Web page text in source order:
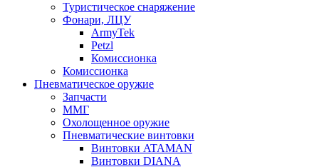
Туристическое снаряжение
Фонари, ЛЦУ
ArmyTek
Petzl
Комиссионка
Комиссионка
Пневматическое оружие
Запчасти
ММГ
Охолощенное оружие
Пневматические винтовки
Винтовки ATAMAN
Винтовки DIANA